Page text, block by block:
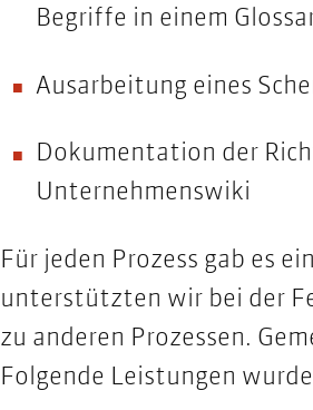
Begriffe in einem
Ausarbeitung eines
Dokumentation der
Unternehmenswiki
Für jeden Prozess gab es
unterstützten wir bei der
zu anderen Prozessen.
Folgende Leistungen